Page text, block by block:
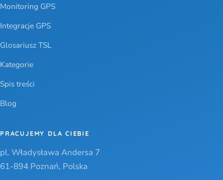
Monitoring GPS
Integracje GPS
Glosariusz TSL
Kategorie
Spis treści
Blog
PRACUJEMY DLA CIEBIE
pl. Władysława Andersa 7
61-894 Poznań, Polska